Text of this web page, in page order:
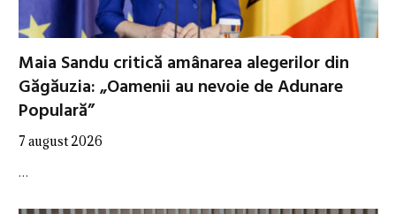
Maia Sandu critică amânarea alegerilor din
Găgăuzia: „Oamenii au nevoie de Adunare
Populară”
7 august 2026
…